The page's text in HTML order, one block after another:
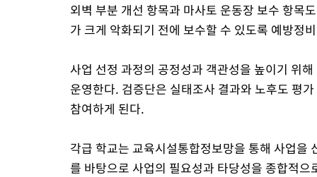
외벽 부분 개선 항목과 마사토 운동장 보수 항목
가 크게 악화되기 전에 보수할 수 있도록 예방정
사업 선정 과정의 공정성과 객관성을 높이기 위
운영한다. 검증단은 실태조사 결과와 노후도 평
참여하게 된다.
각급 학교는 교육시설통합정보망을 통해 사업을
를 바탕으로 사업의 필요성과 타당성을 종합적